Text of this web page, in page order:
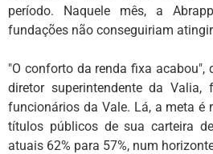
período. Naquele mês, a
fundações não conseguiriam
"O conforto da renda fixa acabou",
diretor superintendente da Valia,
funcionários da Vale. Lá, a meta é
títulos públicos de sua carteira
atuais 62% para 57%, num